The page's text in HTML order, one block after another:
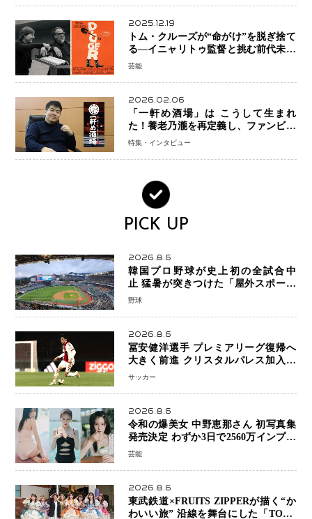
2025.12.19
トム・クルーズが“命がけ”を脱ぎ捨て
る―イニャリトゥ監督と挑む前代未聞
の大惨事コメディ「DIGGER ディガ
芸能
2026.02.06
「一軒め酒場」は こうして生まれ
た！養老乃瀧を再定義し、ファンビジ
ネスへ─養老乃瀧100％子会社・
る“地道な再発明”の経営哲学
特集・インタビュー
PICK UP
2026.8.6
韓国プロ野球が史上初の全試合中
止 猛暑が突きつけた「屋外スポーツ
の限界」 日本発のドーム型施設時代
野球
2026.8.6
冨安健洋選手 プレミアリーグ復帰へ
大きく前進 クリスタルパレス加入目
前 メディカルチェックも通過
サッカー
2026.8.6
令和の爆美女 中野恵那さん 初写真集
発売決定 わずか3日で2560万インプレ
ッションを記録した話題の美貌を凝縮
芸能
2026.8.6
東武鉄道×FRUITS ZIPPERが描く“か
わいい旅” 沿線を舞台にした「TOBU